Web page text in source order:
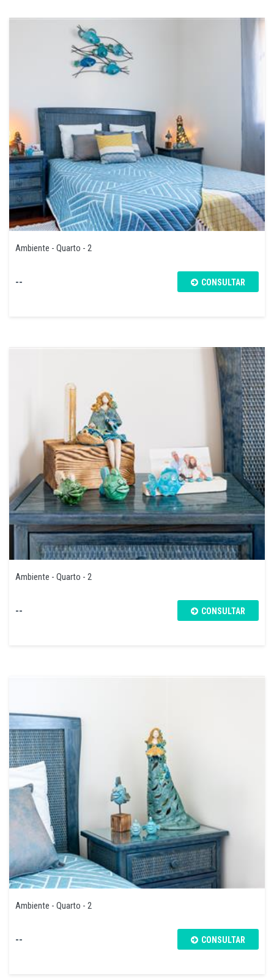
Ambiente - Quarto - 2
-- CONSULTAR
Ambiente - Quarto - 2
-- CONSULTAR
Ambiente - Quarto - 2
-- CONSULTAR